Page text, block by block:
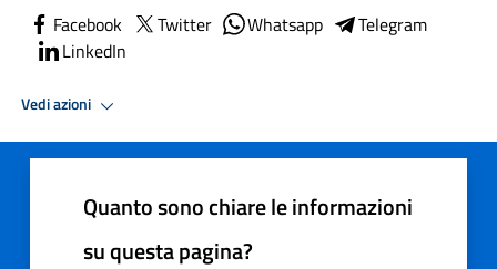
Facebook Twitter Whatsapp
Telegram
LinkedIn
Vedi azioni
Quanto sono chiare le informazioni
su questa pagina?